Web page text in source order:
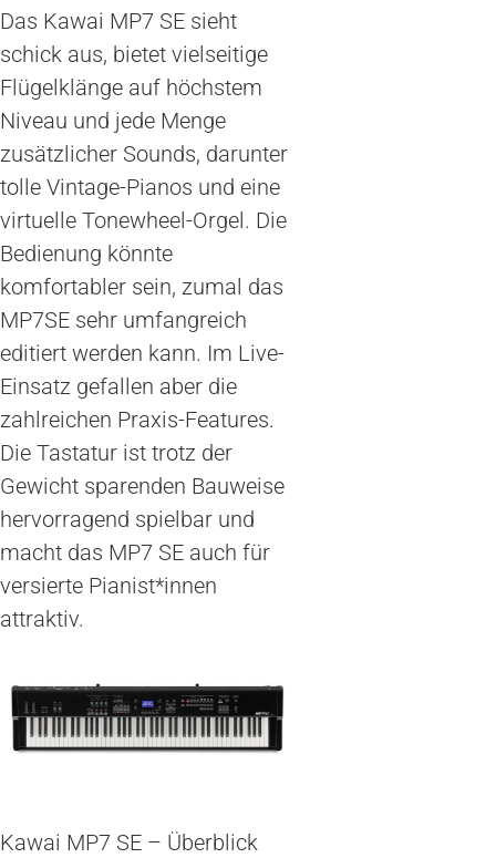
Das Kawai MP7 SE sieht
schick aus, bietet vielseitige
Flügelklänge auf höchstem
Niveau und jede Menge
zusätzlicher Sounds, darunter
tolle Vintage-Pianos und eine
virtuelle Tonewheel-Orgel. Die
Bedienung könnte
komfortabler sein, zumal das
MP7SE sehr umfangreich
editiert werden kann. Im Live-
Einsatz gefallen aber die
zahlreichen Praxis-Features.
Die Tastatur ist trotz der
Gewicht sparenden Bauweise
hervorragend spielbar und
macht das MP7 SE auch für
versierte Pianist*innen
attraktiv.
Kawai MP7 SE – Überblick